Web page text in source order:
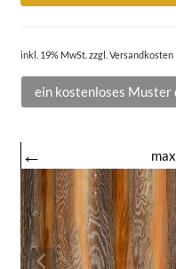
inkl. 19% MwSt. zzgl. Versandkosten
ein kostenloses Muster
←